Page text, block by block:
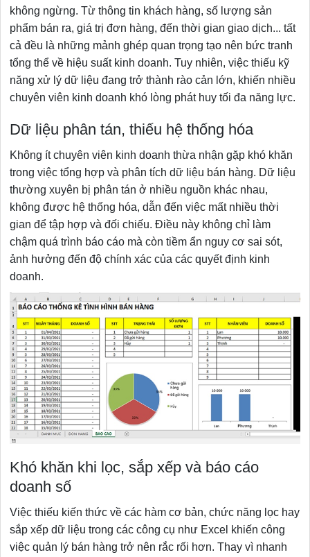
không ngừng. Từ thông tin khách hàng, số lượng sản
phẩm bán ra, giá trị đơn hàng, đến thời gian giao dịch... tất
cả đều là những mảnh ghép quan trọng tạo nên bức tranh
tổng thể về hiệu suất kinh doanh. Tuy nhiên, việc thiếu kỹ
năng xử lý dữ liệu đang trở thành rào cản lớn, khiến nhiều
chuyên viên kinh doanh khó lòng phát huy tối đa năng lực.
Dữ liệu phân tán, thiếu hệ thống hóa
Không ít chuyên viên kinh doanh thừa nhận gặp khó khăn
trong việc tổng hợp và phân tích dữ liệu bán hàng. Dữ liệu
thường xuyên bị phân tán ở nhiều nguồn khác nhau,
không được hệ thống hóa, dẫn đến việc mất nhiều thời
gian để tập hợp và đối chiếu. Điều này không chỉ làm
chậm quá trình báo cáo mà còn tiềm ẩn nguy cơ sai sót,
ảnh hưởng đến độ chính xác của các quyết định kinh
doanh.
Khó khăn khi lọc, sắp xếp và báo cáo
doanh số
Việc thiếu kiến thức về các hàm cơ bản, chức năng lọc hay
sắp xếp dữ liệu trong các công cụ như Excel khiến công
việc quản lý bán hàng trở nên rắc rối hơn. Thay vì nhanh